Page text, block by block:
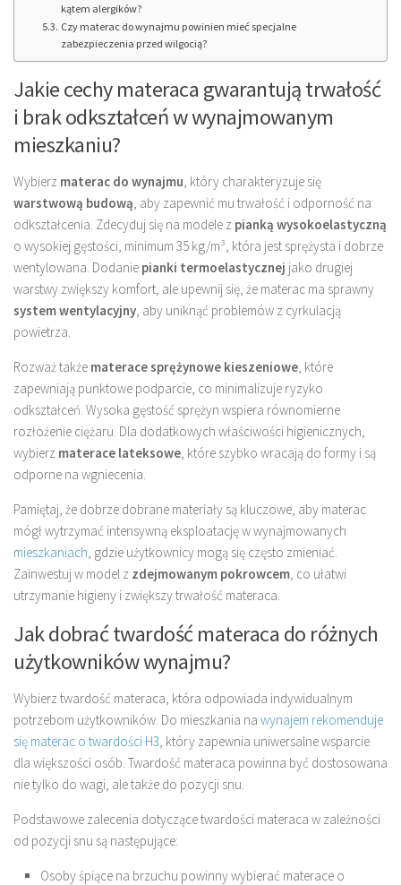
kątem alergików?
Czy materac do wynajmu powinien mieć specjalne
zabezpieczenia przed wilgocią?
Jakie cechy materaca gwarantują trwałość
i brak odkształceń w wynajmowanym
mieszkaniu?
Wybierz materac do wynajmu , który charakteryzuje się
warstwową budową , aby zapewnić mu trwałość i odporność na
odkształcenia. Zdecyduj się na modele z pianką wysokoelastyczną
o wysokiej gęstości, minimum 35 kg/m³, która jest sprężysta i dobrze
wentylowana. Dodanie pianki termoelastycznej jako drugiej
warstwy zwiększy komfort, ale upewnij się, że materac ma sprawny
system wentylacyjny , aby uniknąć problemów z cyrkulacją
powietrza.
Rozważ także materace sprężynowe kieszeniowe , które
zapewniają punktowe podparcie, co minimalizuje ryzyko
odkształceń. Wysoka gęstość sprężyn wspiera równomierne
rozłożenie ciężaru. Dla dodatkowych właściwości higienicznych,
wybierz materace lateksowe , które szybko wracają do formy i są
odporne na wgniecenia.
Pamiętaj, że dobrze dobrane materiały są kluczowe, aby materac
mógł wytrzymać intensywną eksploatację w wynajmowanych
mieszkaniach , gdzie użytkownicy mogą się często zmieniać.
Zainwestuj w model z zdejmowanym pokrowcem , co ułatwi
utrzymanie higieny i zwiększy trwałość materaca.
Jak dobrać twardość materaca do różnych
użytkowników wynajmu?
Wybierz twardość materaca, która odpowiada indywidualnym
potrzebom użytkowników. Do mieszkania na wynajem rekomenduje
się materac o twardości H3 , który zapewnia uniwersalne wsparcie
dla większości osób. Twardość materaca powinna być dostosowana
nie tylko do wagi, ale także do pozycji snu.
Podstawowe zalecenia dotyczące twardości materaca w zależności
od pozycji snu są następujące:
Osoby śpiące na brzuchu powinny wybierać materace o